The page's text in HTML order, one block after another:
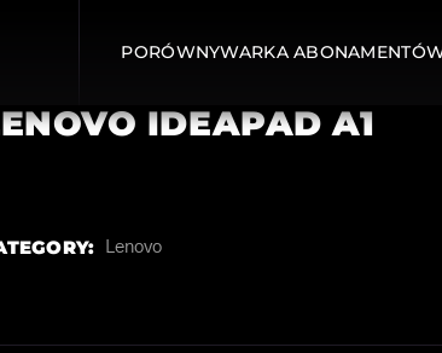
PORÓWNYWARKA
IDEAPAD A1
Lenovo